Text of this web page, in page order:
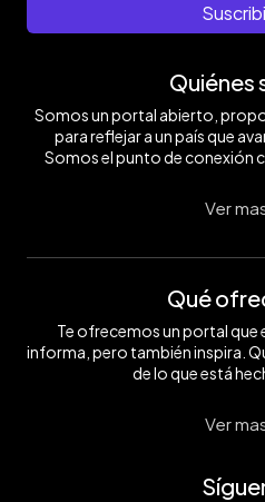
Quiénes
Somos un portal abierto,
para reflejar a un país que
Somos el punto de conexión
Ver
Qué
Te ofrecemos un portal
informa, pero también inspira.
de lo que está
Ver